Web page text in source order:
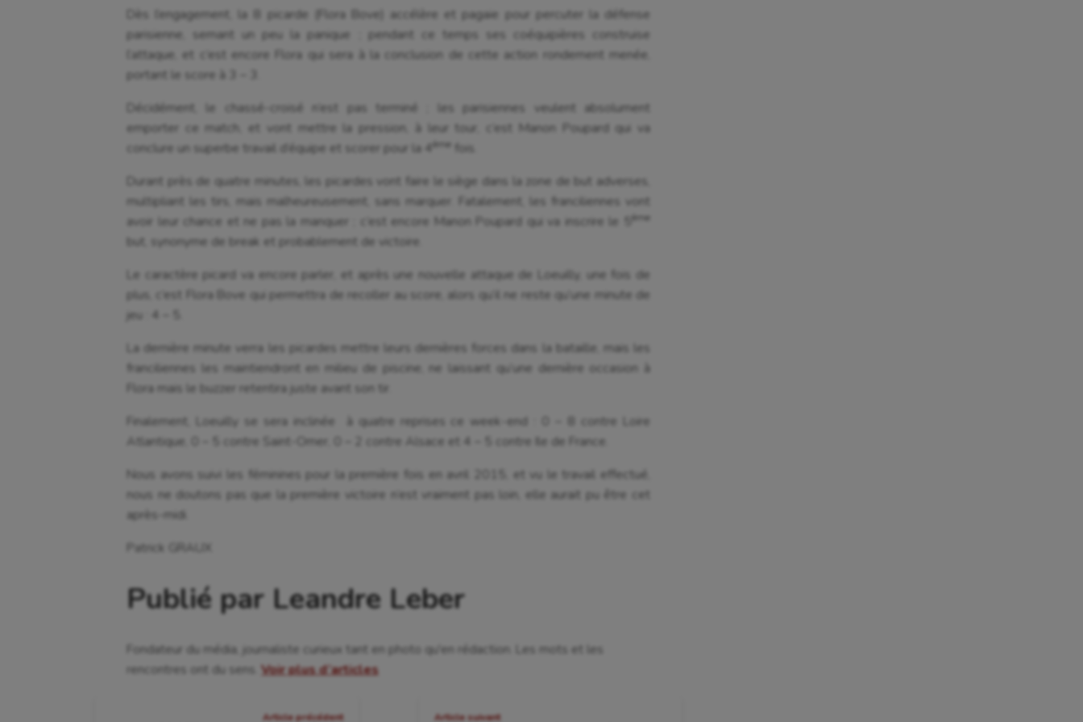
Dès l’engagement, la 8 picarde (Flora Bove) accélère et pagaie pour percuter la défense
parisienne, semant un peu la panique ; pendant ce temps ses coéquipières construise
l’attaque, et c’est encore Flora qui sera à la conclusion de cette action rondement menée,
portant le score à 3 – 3.
Décidément, le chassé-croisé n’est pas terminé ; les parisiennes veulent absolument
emporter ce match, et vont mettre la pression, à leur tour, c’est Manon Poupard qui va
conclure un superbe travail d’équipe et scorer pour la 4 ème
fois.
Durant près de quatre minutes, les picardes vont faire le siège dans la zone de but adverses,
multipliant les tirs, mais malheureusement, sans marquer. Fatalement, les franciliennes vont
avoir leur chance et ne pas la manquer ; c’est encore Manon Poupard qui va inscrire le 5
ème
but, synonyme de break et probablement de victoire.
Le caractère picard va encore parler, et après une nouvelle attaque de Loeuilly, une fois de
plus, c’est Flora Bove qui permettra de recoller au score, alors qu’il ne reste qu’une minute de
jeu : 4 – 5.
La dernière minute verra les picardes mettre leurs dernières forces dans la bataille, mais les
franciliennes les maintiendront en milieu de piscine, ne laissant qu’une dernière occasion à
Flora mais le buzzer retentira juste avant son tir.
Finalement, Loeuilly se sera inclinée à quatre reprises ce week-end : 0 – 8 contre Loire
Atlantique, 0 – 5 contre Saint-Omer, 0 – 2 contre Alsace et 4 – 5 contre Ile de France.
Nous avons suivi les féminines pour la première fois en avril 2015, et vu le travail effectué,
nous ne doutons pas que la première victoire n’est vraiment pas loin, elle aurait pu être cet
après-midi.
Patrick GRAUX
Publié par Leandre Leber
Fondateur du média, journaliste curieux tant en photo qu'en rédaction. Les mots et les
rencontres ont du sens. Voir plus d’articles
Article précédent Article suivant